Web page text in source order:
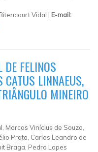
Vidal | E-mail:
DE FELINOS
CATUS LINNAEUS,
MINEIRO
Marcos Vinícius de Souza,
Prata, Carlos Leandro de
Braga, Pedro Lopes